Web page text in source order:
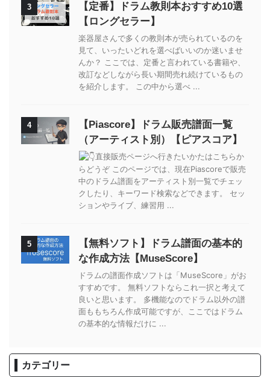
3
【定番】ドラム教則本おすすめ10選
【ロングセラー】
楽器屋さんで多くの教則本が売られているのを
見て、いったいどれを選べばいいのか迷いませ
んか？ ここでは、定番と言われている書籍や、
改訂などしながら長い期間売れ続けているもの
を紹介します。 この中から選べ ...
4
【Piascore】ドラム販売譜面一覧
（アーティスト別）【ピアスコア】
直接販売ページへ行きたいかたはこちらか
らどうぞ このページでは、現在Piascoreで販売
中のドラム譜面をアーティスト別一覧でチェッ
クしたり、キーワード検索などできます。 セッ
ションやライブ、練習用 ...
5
【無料ソフト】ドラム譜面の基本的
な作成方法【MuseScore】
ドラムの譜面作成ソフトは「MuseScore」がお
すすめです。 無料ソフトならこれ一択と考えて
良いと思います。 多機能なのでドラム以外の譜
面ももちろん作成可能ですが、ここではドラム
の基本的な情報だけに ...
カテゴリー